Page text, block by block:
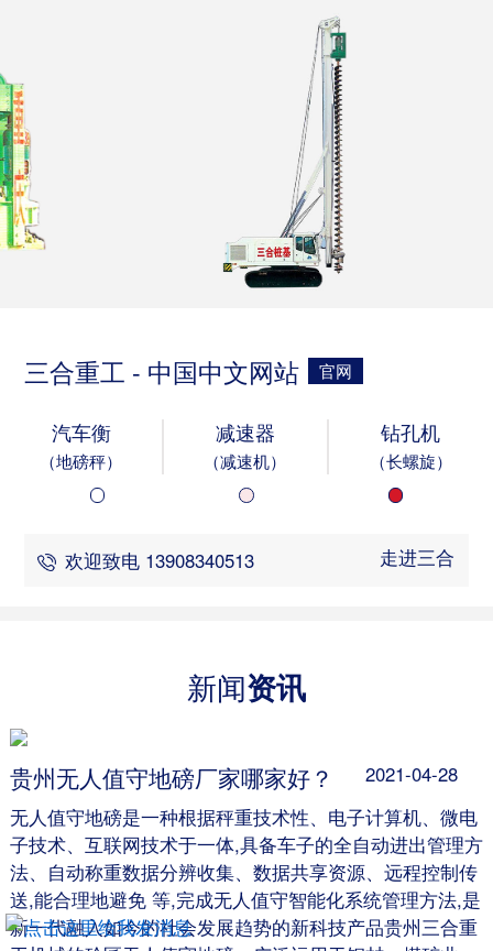
三合重工 - 中国中文网站 官网
汽车衡
（地磅秤）
减速器
（减速机）
钻孔机
（长螺旋）
欢迎致电 13908340513 走进三合
新闻资讯
贵州无人值守地磅厂家哪家好？
2021-04-28
无人值守地磅是一种根据秤重技术性、电子计算机、微电
子技术、互联网技术于一体,具备车子的全自动进出管理方
法、自动称重数据分辨收集、数据共享资源、远程控制传
送,能合理地避免 等,完成无人值守智能化系统管理方法,是
新一代融入如今的社会发展趋势的新科技产品贵州三合重